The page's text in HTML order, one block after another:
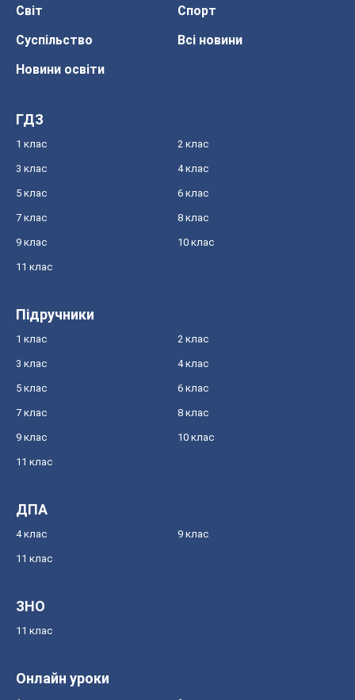
Світ
Спорт
Суспільство
Всі новини
Новини освіти
ГДЗ
1 клас 2 клас
3 клас 4 клас
5 клас 6 клас
7 клас 8 клас
9 клас 10 клас
11 клас
Підручники
1 клас 2 клас
3 клас 4 клас
5 клас 6 клас
7 клас 8 клас
9 клас 10 клас
11 клас
ДПА
4 клас 9 клас
11 клас
ЗНО
11 клас
Онлайн уроки